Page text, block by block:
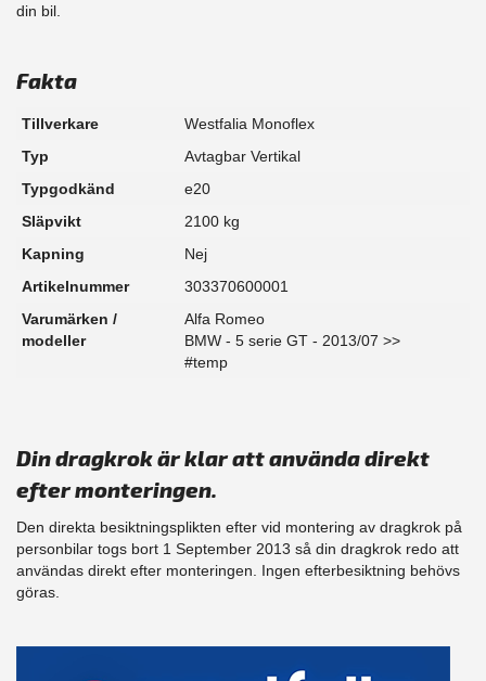
din bil.
Fakta
Tillverkare
Westfalia Monoflex
Typ
Avtagbar Vertikal
Typgodkänd
e20
Släpvikt
2100 kg
Kapning
Nej
Artikelnummer
303370600001
Varumärken /
modeller
Alfa Romeo
BMW - 5 serie GT - 2013/07 >>
#temp
Din dragkrok är klar att använda direkt
efter monteringen.
Den direkta besiktningsplikten efter vid montering av dragkrok på
personbilar togs bort 1 September 2013 så din dragkrok redo att
användas direkt efter monteringen. Ingen efterbesiktning behövs
göras.